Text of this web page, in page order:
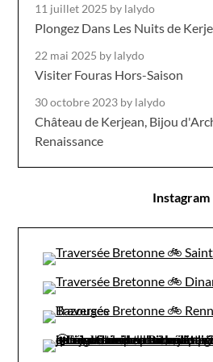
11 juillet 2025 by lalydo
Plongez Dans Les Nuits de
22 mai 2025 by lalydo
Visiter Fouras Hors-Saison
30 octobre 2023 by lalydo
Château de Kerjean, Bijou
Renaissance
Instagram